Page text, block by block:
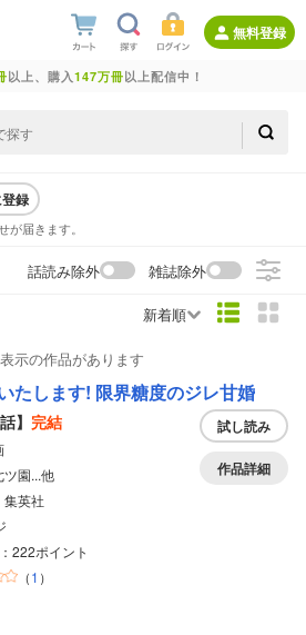
無料登録
以上、購入147万冊以上配信中！
録
が届きます。
話読み除外 雑誌除外
新着順
示の作品があります
たします! 限界糖度のジレ甘婚
】 完結
園...他
集英社
222ポイント
（1 ）
試し読み
作品詳細